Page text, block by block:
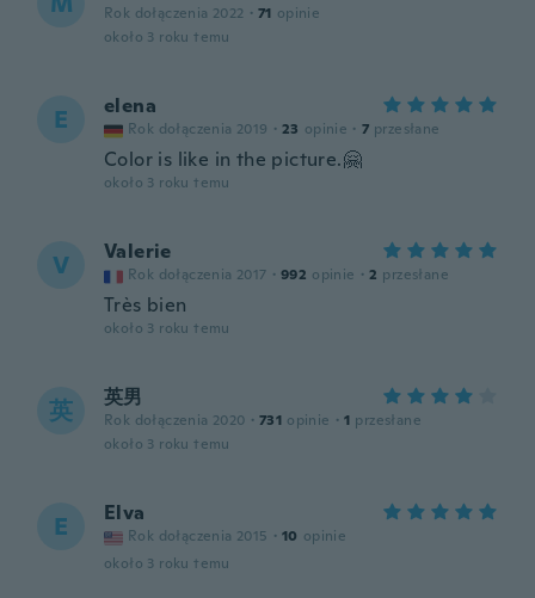
Rok dołączenia 2022 · 71 opinie
około 3 roku temu
E elena
Rok dołączenia 2019 · 23 opinie · 7 przesłane
Color is like in the picture.🤗
około 3 roku temu
V Valerie
Rok dołączenia 2017 · 992 opinie · 2 przesłane
Très bien
około 3 roku temu
英 英男
Rok dołączenia 2020 · 731 opinie · 1 przesłane
około 3 roku temu
E Elva
Rok dołączenia 2015 · 10 opinie
około 3 roku temu